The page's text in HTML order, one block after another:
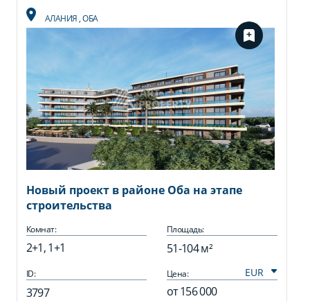
АЛАНИЯ,ОБА
Новый проект в районе Оба на этапе
строительства
Комнат:
2+1, 1+1
Площадь:
51-104 м²
ID:
3797
Цена:
от156 000